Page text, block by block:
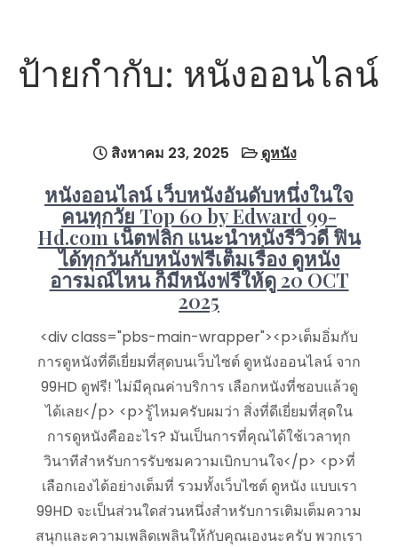
ป้ายกำกับ: หนังออนไลน์
สิงหาคม 23, 2025 ดูหนัง
หนังออนไลน์ เว็บหนังอันดับหนึ่งในใจ
คนทุกวัย Top 60 by Edward 99-
Hd.com เน็ตฟลิก แนะนำหนังรีวิวดี ฟิน
ได้ทุกวันกับหนังฟรีเต็มเรื่อง ดูหนัง
อารมณ์ไหน ก็มีหนังฟรีให้ดู 20 OCT
2025
<div class="pbs-main-wrapper"><p>เต็มอิ่มกับ
การดูหนังที่ดีเยี่ยมที่สุดบนเว็บไซต์ ดูหนังออนไลน์ จาก
99HD ดูฟรี! ไม่มีคุณค่าบริการ เลือกหนังที่ชอบแล้วดู
ได้เลย</p> <p>รู้ไหมครับผมว่า สิ่งที่ดีเยี่ยมที่สุดใน
การดูหนังคืออะไร? มันเป็นการที่คุณได้ใช้เวลาทุก
วินาทีสำหรับการรับชมความเบิกบานใจ</p> <p>ที่
เลือกเองได้อย่างเต็มที่ รวมทั้งเว็บไซต์ ดูหนัง แบบเรา
99HD จะเป็นส่วนใดส่วนหนึ่งสำหรับการเติมเต็มความ
สนุกและความเพลิดเพลินให้กับคุณเองนะครับ พวกเรา